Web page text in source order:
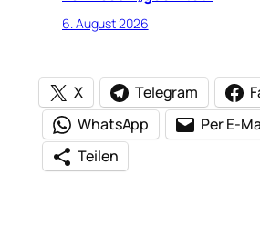
6. August 2026
X Telegram
WhatsApp
Per E-
Teilen